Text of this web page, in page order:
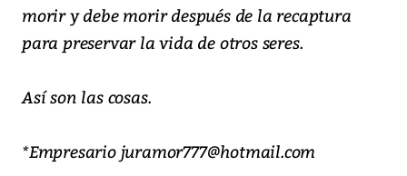
morir y debe morir después de la recaptura
para preservar la vida de otros seres.
Así son las cosas.
*Empresario juramor777@hotmail.com